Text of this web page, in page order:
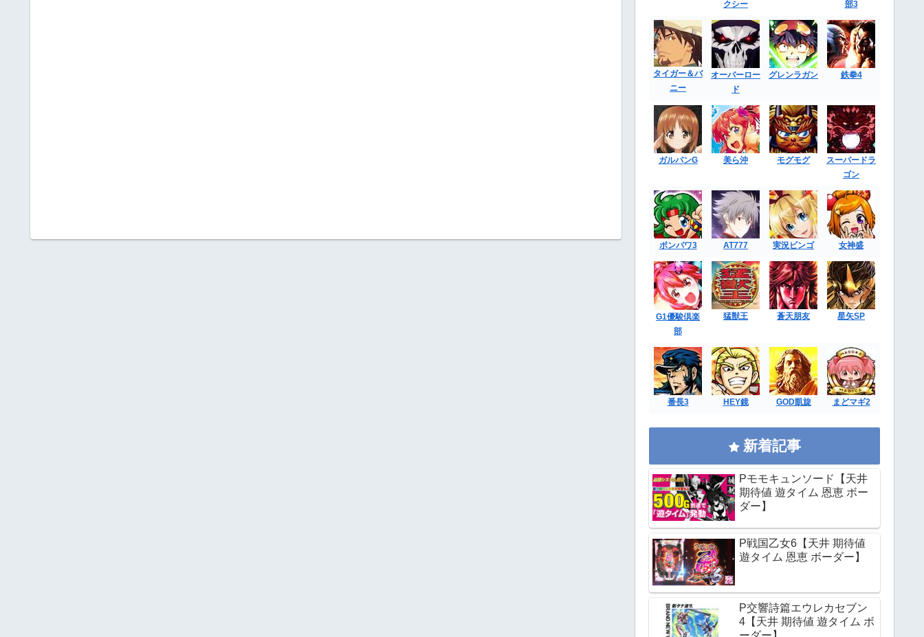
クシー
部3
タイガー＆バ
ニー
オーバーロー
ド
グレンラガン 鉄拳4
ガルパンG 美ら沖 モグモグ
スーパードラ
ゴン
ボンパワ3 AT777 実況ビンゴ 女神盛
G1優駿倶楽
部
猛獣王 蒼天朋友 星矢SP
番長3 HEY鏡 GOD凱旋 まどマギ2
新着記事
Pモモキュンソード【天井
期待値 遊タイム 恩恵 ボー
ダー】
P戦国乙女6【天井 期待値
遊タイム 恩恵 ボーダー】
P交響詩篇エウレカセブン
4【天井 期待値 遊タイム ボ